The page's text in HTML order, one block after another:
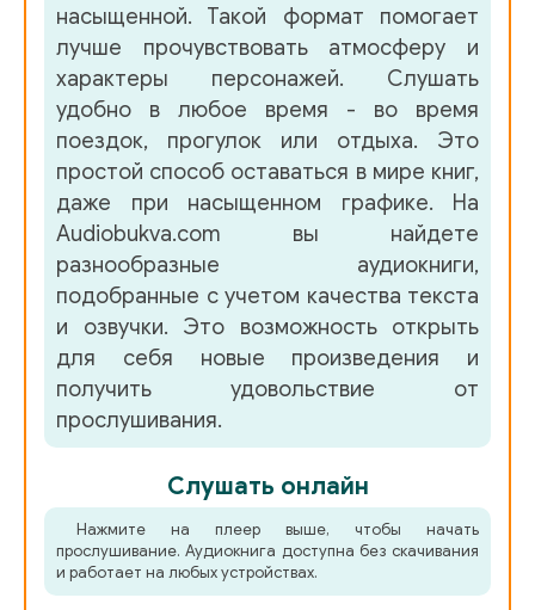
6
8
9
10
11
12
13
14
15
17
18
насыщенной. Такой формат помогает
лучше прочувствовать атмосферу и
характеры персонажей. Слушать
удобно в любое время - во время
поездок, прогулок или отдыха. Это
простой способ оставаться в мире книг,
даже при насыщенном графике. На
Audiobukva.com вы найдете
разнообразные аудиокниги,
подобранные с учетом качества текста
и озвучки. Это возможность открыть
для себя новые произведения и
получить удовольствие от
прослушивания.
Слушать онлайн
Нажмите на плеер выше, чтобы начать
прослушивание. Аудиокнига доступна без скачивания
и работает на любых устройствах.